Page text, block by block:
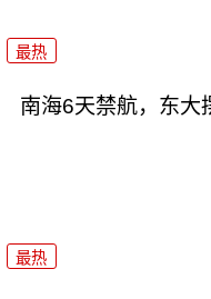
最热
南海6天禁航，东大
最热